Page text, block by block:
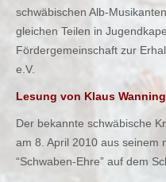
schwäbischen Alb-
gleichen Teilen in
Fördergemeinschaft zur
e.V.
Lesung von Klaus
Der bekannte schwäbische
am 8. April 2010 aus seinem
“Schwaben-Ehre” auf dem